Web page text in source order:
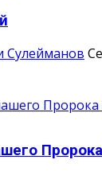
Сулейманов